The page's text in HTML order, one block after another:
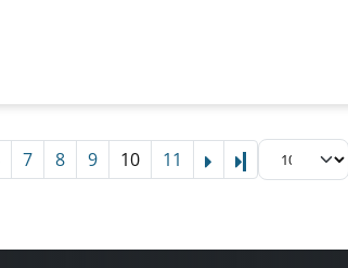
7 8 9 10 11 Letzte Seite